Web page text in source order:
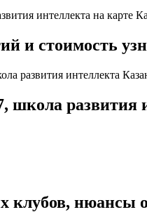
интеллекта на карте
стоимость
развития интеллекта
школа развития
клубов, нюансы